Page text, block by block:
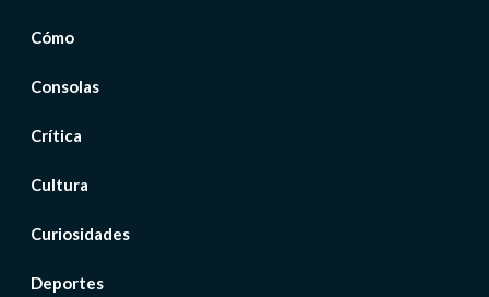
Cómo
Consolas
Crítica
Cultura
Curiosidades
Deportes